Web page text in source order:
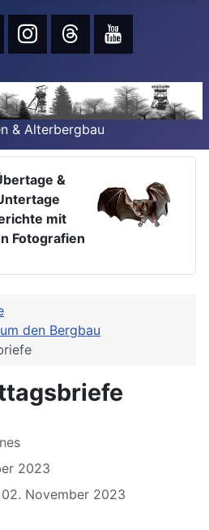
& Alterbergbau
&
mit
Fotografien
den Bergbau
2023
November 2023